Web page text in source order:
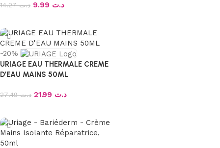
د.ت14.27 د.ت
-20%
URIAGE EAU THERMALE CREME
D’EAU MAINS 50ML
د.ت27.49 د.ت